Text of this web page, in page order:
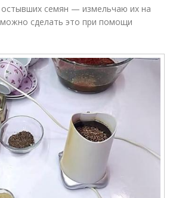
семян — измельчаю их на
сделать это при помощи